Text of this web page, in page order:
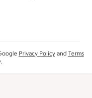
Privacy Policyand Terms